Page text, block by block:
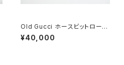
Old Gucci ホースビットローフ
ァー 4.5B ラバー BR
¥40,000